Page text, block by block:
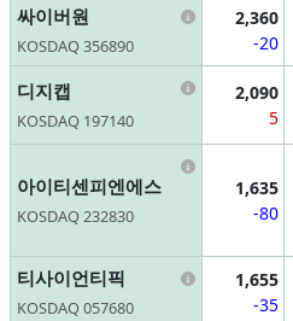
싸이버원
KOSDAQ 356890
Information
2,360
-20
디지캡
KOSDAQ 197140
Information
2,090
5
아이티센피엔에스
KOSDAQ 232830
Information
1,635
-80
티사이언티픽
KOSDAQ 057680
Information
1,655
-35